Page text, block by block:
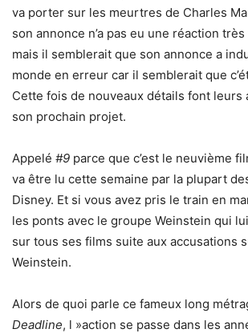
va porter sur les meurtres de Charles
son annonce n’a pas eu une réaction
mais il semblerait que son annonce a
monde en erreur car il semblerait que
Cette fois de nouveaux détails font leurs
son prochain projet.
Appelé #9 parce que c’est le neuvième
va être lu cette semaine par la plupart
Disney. Et si vous avez pris le train en
les ponts avec le groupe Weinstein qui
sur tous ses films suite aux accusations
Weinstein.
Alors de quoi parle ce fameux long
Deadline, l »action se passe dans les